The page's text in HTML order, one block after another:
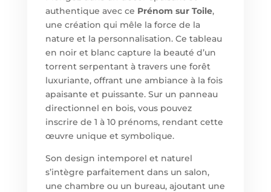
authentique avec ce Prénom sur Toile,
une création qui mêle la force de la
nature et la personnalisation. Ce tableau
en noir et blanc capture la beauté d’un
torrent serpentant à travers une forêt
luxuriante, offrant une ambiance à la fois
apaisante et puissante. Sur un panneau
directionnel en bois, vous pouvez
inscrire de 1 à 10 prénoms, rendant cette
œuvre unique et symbolique.
Son design intemporel et naturel
s’intègre parfaitement dans un salon,
une chambre ou un bureau, ajoutant une